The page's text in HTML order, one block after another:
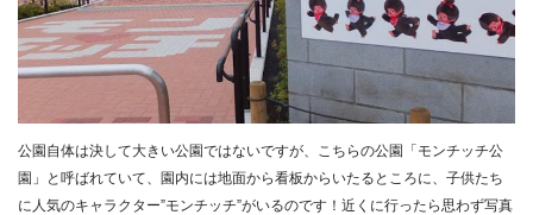
公園自体は決して大きい公園ではないですが、こちらの公園「モンチッチ公
園」と呼ばれていて、園内には地面から看板からいたるところに、子供たち
に人気のキャラクター”モンチッチ”がいるのです！近くに行ったら思わず写真